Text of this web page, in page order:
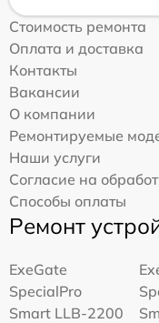
Стоимость ремонта
Оплата и доставка
Контакты
Вакансии
О компании
Ремонтируемые
Наши услуги
Согласие на
Способы оплаты
Ремонт
ExeGate
SpecialPro
Smart LLB-2200